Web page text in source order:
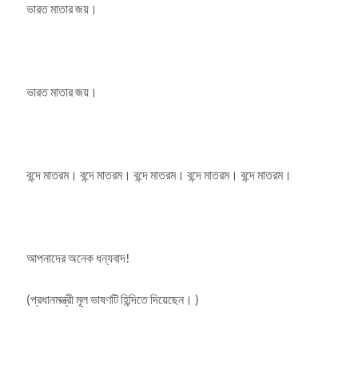
ভারত মাতার জয়।
ভারত মাতার জয়।
বন্দে মাতরম। বন্দে মাতরম। বন্দে মাতরম। বন্দে মাতরম। বন্দে মাতরম।
আপনাদের অনেক ধন্যবাদ!
(প্রধানমন্ত্রী মূল ভাষণটি হিন্দিতে দিয়েছেন। )